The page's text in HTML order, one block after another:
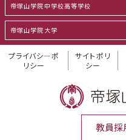
帝塚山学院中学校高等学校
帝塚山学院大学
プライバシ―ポ
リシー
サイトポリ
シー